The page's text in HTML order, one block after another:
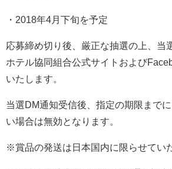
・2018年4月下旬を予定
応募締め切り後、厳正な抽選の上、当
ホテル協同組合公式サイトおよび
いたします。
当選DM通知受信後、指定の期限まで
い場合は無効となります。
※賞品の発送は日本国内に限らせてい